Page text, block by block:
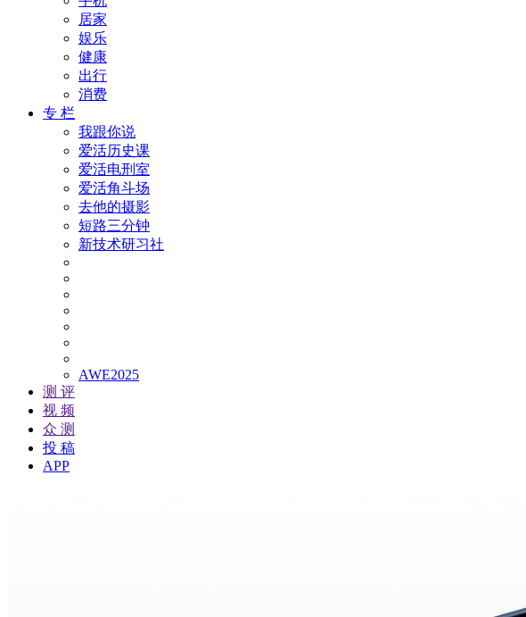
居家
娱乐
健康
出行
消费
专 栏
我跟你说
爱活历史课
爱活电刑室
爱活角斗场
去他的摄影
短路三分钟
新技术研习社
AWE2025
测 评
视 频
众 测
投 稿
APP